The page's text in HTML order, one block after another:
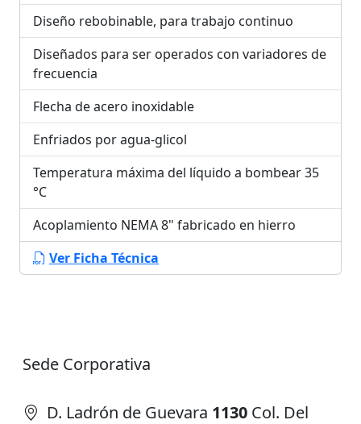
Diseño rebobinable, para trabajo continuo
Diseñados para ser operados con variadores de
frecuencia
Flecha de acero inoxidable
Enfriados por agua-glicol
Temperatura máxima del líquido a bombear 35
°C
Acoplamiento NEMA 8" fabricado en hierro
Ver Ficha Técnica
Sede Corporativa
D. Ladrón de Guevara 1130 Col. Del